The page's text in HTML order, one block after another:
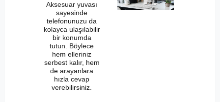
Aksesuar yuvası
sayesinde
telefonunuzu da
kolayca ulaşılabilir
bir konumda
tutun. Böylece
hem elleriniz
serbest kalır, hem
de arayanlara
hızla cevap
verebilirsiniz.